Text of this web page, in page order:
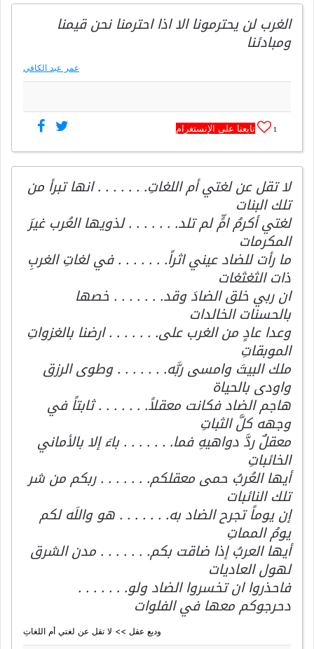
الغرب لن يحترمونا الا اذا احترمنا نحن قيمنا
ومبادئنا
عمر عبد الكافي
1 تابعنا على الإنستغرام
لا تقل عن لغتي أم اللغاتِ. . . . . . . انها تبرأ من
تلك البنات
لغتي أكرمُ امٍّ لم تلد. . . . . . . لذويها العُرب غيرَ
المكرمات
ما رأت للضاد عيني اثراً. . . . . . . في لغاتِ الغربِ
ذات الثغثغات
ان ربي خلق الضادَ وقد. . . . . . . خصها
بالحسنات الخالدات
وعدا عادٍ من الغرب على. . . . . . . ارضنا بالغزواتِ
الموبقاتِ
ملك البيتَ وامسى ربَّه. . . . . . . وطوى الرزق
واودى بالحياة
هاجم الضاد فكانت معقلاً. . . . . . . ثابتاً في
وجهه كلَّ الثباتِ
معقلٌ ردَّ دواهيهِ فما. . . . . . . باءَ إلا بالأماني
الخائباتِ
أيها العُربُ حمى معقلكم. . . . . . . ربكم من شر
تلك النائبات
إن يوماً تجرح الضاد به. . . . . . . هو واللَه لكم
يومُ المماتِ
أيها العربُ إذا ضاقت بكم. . . . . . . مدن الشرق
لهول العاديات
فاحذروا ان تخسروا الضاد ولو. . . . . . .
دحرجوكم معها في الفلوات
وديع عقل >> لا تقل عن لغتي أم اللغاتِ